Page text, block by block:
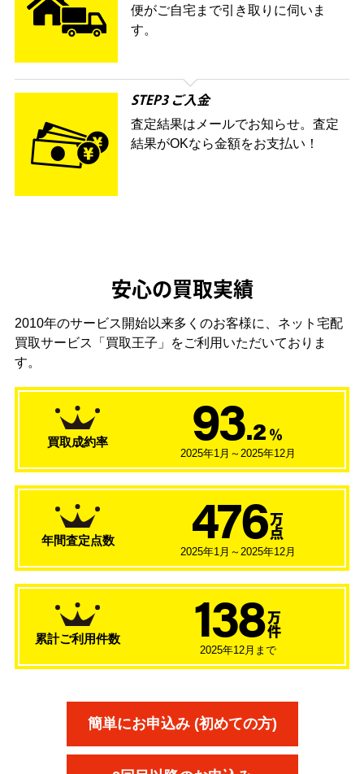
便がご自宅まで引き取りに伺いま
す。
STEP3 ご入金
査定結果はメールでお知らせ。査定
結果がOKなら金額をお支払い！
安心の買取実績
2010年のサービス開始以来多くのお客様に、 ネット宅配
買取サービス「買取王子」をご利用いただいておりま
す。
買取成約率 93.2 ％
2025年1月～2025年12月
年間査定点数 476 万
点
2025年1月～2025年12月
累計ご利用件数 138 万
件
2025年12月まで
簡単にお申込み (初めての方)